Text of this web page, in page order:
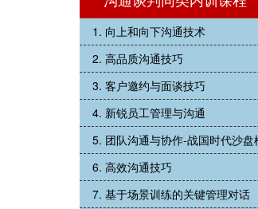
1. 向上和向下沟通技术
2. 高品质沟通技巧
3. 客户邀约与面谈技巧
4. 新锐员工管理与沟通
5. 团队沟通与协作-战国时代沙盘
6. 高效沟通技巧
7. 基于场景训练的关键管理对话